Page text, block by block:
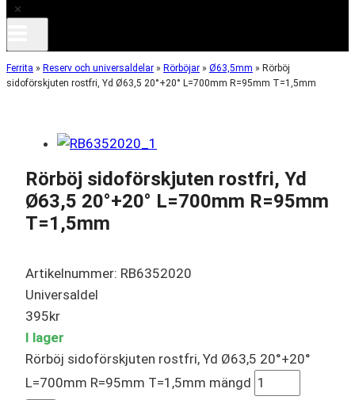
×
Ferrita » Reserv och universaldelar » Rörböjar » Ø63,5mm » Rörböj
sidoförskjuten rostfri, Yd Ø63,5 20°+20° L=700mm R=95mm T=1,5mm
Rörböj sidoförskjuten rostfri, Yd
Ø63,5 20°+20° L=700mm R=95mm
T=1,5mm
Artikelnummer: RB6352020
Universaldel
395kr
I lager
Rörböj sidoförskjuten rostfri, Yd Ø63,5 20°+20°
L=700mm R=95mm T=1,5mm mängd